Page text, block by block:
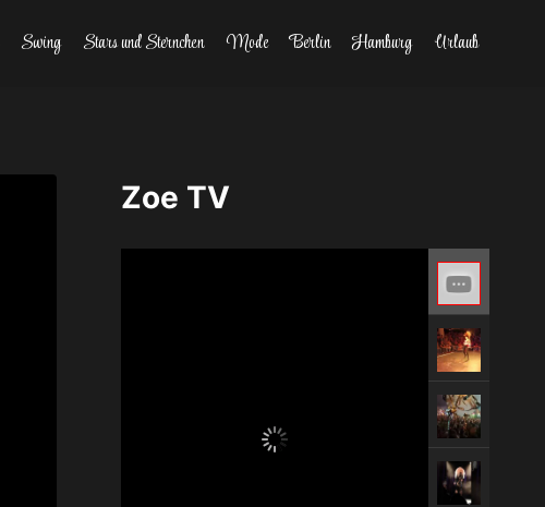
Swing Stars und Sternchen Mode Berlin Hamburg Urlaub
Zoe TV